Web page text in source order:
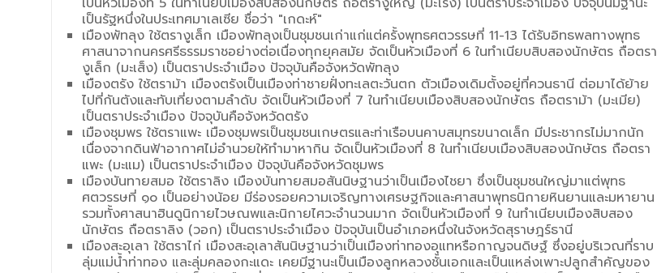
เป็นรัฐหนึ่งในประเทศมาเลเซีย ชื่อว่า "เกดะห์"
เมืองพัทลุง ใช้ตรางูเล็ก เมืองพัทลุงเป็นชุมชนเก่าแก่แต่ครั้งพุทธศตวรรษที่ 11-13 ได้รับอิทธพลทางพุทธ
ศาสนาจากนครศรีธรรมราชอย่างต่อเนื่องทุกยุคสมัย จัดเป็นหัวเมืองที่ 6 ในทำเนียบสิบสองนักษัตร ถือตรา
งูเล็ก (มะเส็ง) เป็นตราประจำเมือง ปัจจุบันคือจังหวัดพัทลุง
เมืองตรัง ใช้ตราม้า เมืองตรังเป็นเมืองท่าชายฝั่งทะเลตะวันตก ตัวเมืองเดิมตั้งอยู่ที่ควนธานี ต่อมาได้ย้าย
ไปที่กันตังและทับเที่ยงตามลำดับ จัดเป็นหัวเมืองที่ 7 ในทำเนียบเมืองสิบสองนักษัตร ถือตราม้า (มะเมีย)
เป็นตราประจำเมือง ปัจจุบันคือจังหวัดตรัง
เมืองชุมพร ใช้ตราแพะ เมืองชุมพรเป็นชุมชนเกษตรและท่าเรือบนคาบสมุทรขนาดเล็ก มีประชากรไม่มากนัก
เนื่องจากดินฟ้าอากาศไม่อำนวยให้ทำมาหากิน จัดเป็นหัวเมืองที่ 8 ในทำเนียบเมืองสิบสองนักษัตร ถือตรา
แพะ (มะแม) เป็นตราประจำเมือง ปัจจุบันคือจังหวัดชุมพร
เมืองบันทายสมอ ใช้ตราลิง เมืองบันทายสมอสันนิษฐานว่าเป็นเมืองไชยา ซึ่งเป็นชุมชนใหญ่มาแต่พุทธ
ศตวรรษที่ ๑๐ เป็นอย่างน้อย มีร่องรอยความเจริญทางเศรษฐกิจและศาสนาพุทธนิกายหินยานและมหายาน
รวมทั้งศาสนาฮินดูนิกายไวษณพและนิกายไศวะจำนวนมาก จัดเป็นหัวเมืองที่ 9 ในทำเนียบเมืองสิบสอง
นักษัตร ถือตราลิง (วอก) เป็นตราประจำเมือง ปัจจุบันเป็นอำเภอหนึ่งในจังหวัดสุราษฎร์ธานี
เมืองสะอุเลา ใช้ตราไก่ เมืองสะอุเลาสันนิษฐานว่าเป็นเมืองท่าทองอุแทหรือกาญจนดิษฐ์ ซึ่งอยู่บริเวณที่ราบ
ลุ่มแม่น้ำท่าทอง และลุ่มคลองกะแดะ เคยมีฐานะเป็นเมืองลูกหลวงชั้นเอกและเป็นแหล่งเพาะปลูกสำคัญของ